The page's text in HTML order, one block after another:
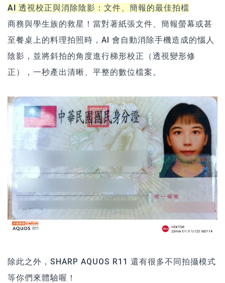
AI 透視校正與消除陰影：文件、簡報的最佳拍檔
商務與學生族的救星！當對著紙張文件、簡報螢幕或甚
至餐桌上的料理拍照時，AI 會自動消除手機造成的惱人
陰影，並將斜拍的角度進行梯形校正（透視變形修
正），一秒產出清晰、平整的數位檔案。
除此之外，SHARP AQUOS R11 還有很多不同拍攝模式
等你們來體驗喔！